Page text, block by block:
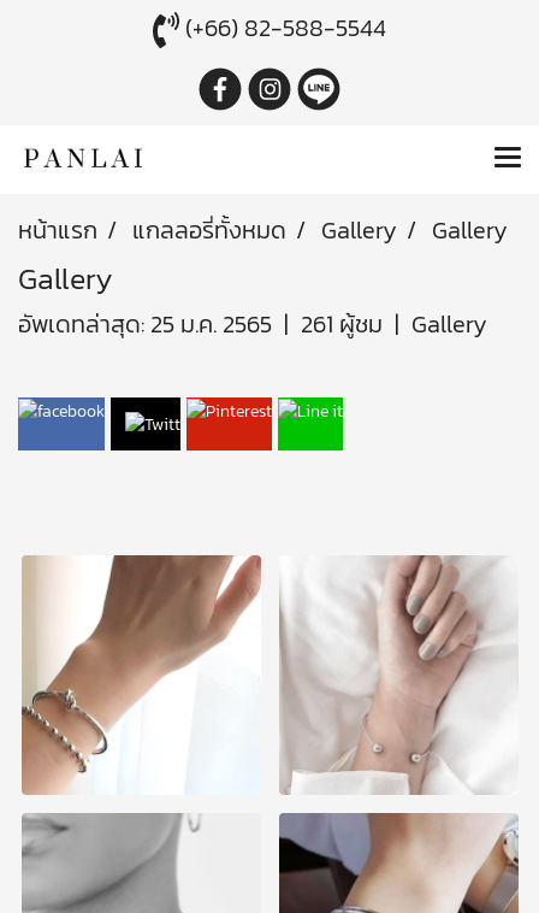
(+66) 82-588-5544
หน้าแรก แกลลอรี่ทั้งหมด Gallery Gallery
Gallery
อัพเดทล่าสุด: 25 ม.ค. 2565 | 261 ผู้ชม | Gallery